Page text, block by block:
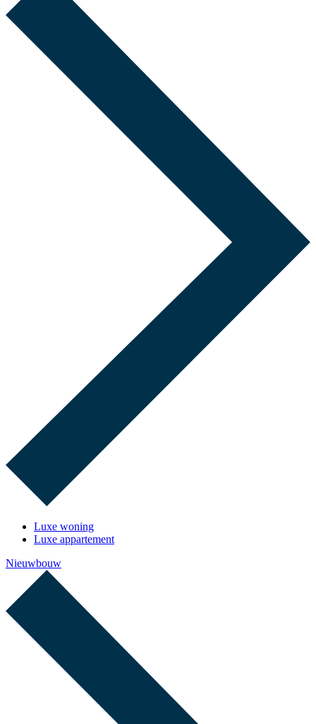
Luxe woning
Luxe appartement
Nieuwbouw